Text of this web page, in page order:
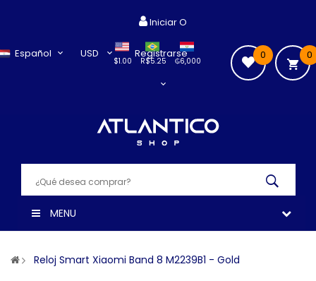
Español USD
$1.00 ₲6,000
R$5.25
Iniciar O
Registrarse 0
0
MENU
Reloj Smart Xiaomi Band 8 M2239B1 - Gold